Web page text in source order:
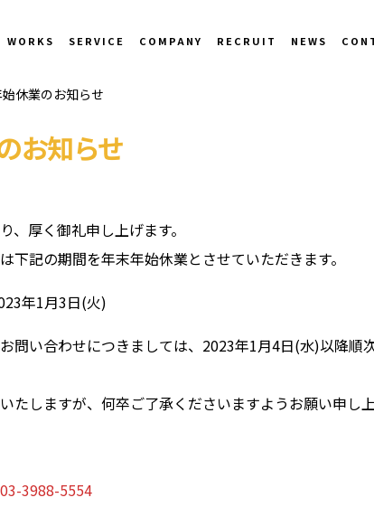
WORKS SERVICE COMPANY RECRUIT NEWS
休業のお知らせ
お知らせ
、厚く御礼申し上げます。
下記の期間を年末年始休業とさせていただきます。
年1月3日(火)
問い合わせにつきましては、2023年1月4日(水)以降順
たしますが、何卒ご了承くださいますようお願い申し上
3988-5554